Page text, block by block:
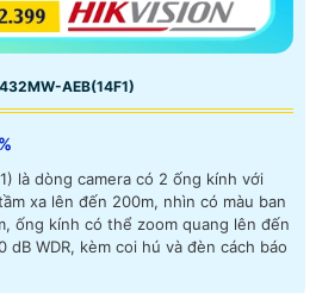
AEB(14F1)
là dòng camera có 2 ống kính với
xa lên đến 200m, nhìn có màu ban
ống kính có thể zoom quang lên đến
dB WDR, kèm coi hú và đèn cách báo